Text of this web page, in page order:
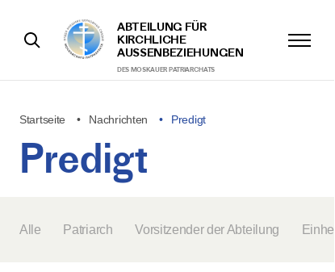
ABTEILUNG FÜR
KIRCHLICHE
AUSSENBEZIEHUNGEN
DES MOSKAUER PATRIARCHATS
Startseite Nachrichten Predigt
Predigt
Alle Patriarch Vorsitzender der Abteilung